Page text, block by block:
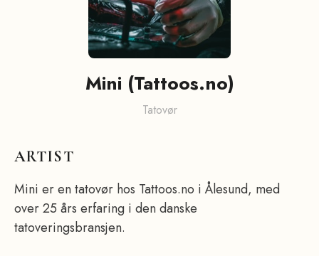
Mini (Tattoos.no)
Tatovør
ARTIST
Mini er en tatovør hos Tattoos.no i Ålesund, med
over 25 års erfaring i den danske
tatoveringsbransjen.